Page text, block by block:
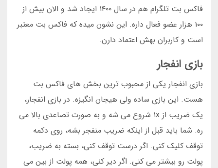
فاکس بت تلگرام هم در سال ۱۴۰۰ ایجاد شد و الان بیش از
۱۰۰ هزار عضو فعال داره. این نشون میده که فاکس بت معتبر
است و کاربران بهش اعتماد دارن.
بازی انفجار
بازی انفجار یکی از محبوب ترین بخش های فاکس بت
هست. این بازی ساده ولی هیجان انگیزه. در بازی انفجار،
یک ضریب از ۱x شروع می شه و به صورت تصاعدی بالا می
ره. شما باید قبل از اینکه ضریب منفجر بشه، روی دکمه
توقف کلیک کنی. اگر درست توقف کنی، بسته به ضریب،
پولت رو بیشتر می کنی. اگر دیر کنی، همه پولت از بین می